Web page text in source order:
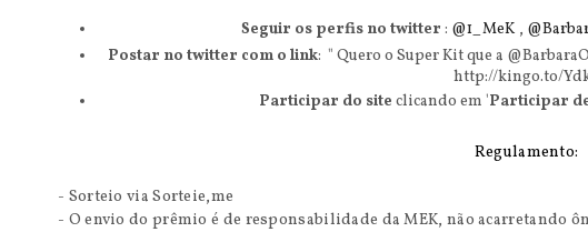
Seguir os perfis no twitter : @1_MeK ,
Postar no twitter com o link: " Quero o Super Kit que a
http://kingo.to/
Participar do site clicando em 'Participar
Regulamento:
- Sorteio viaSorteie,me
- O envio do prêmio é de responsabilidade da MEK, não acarretando